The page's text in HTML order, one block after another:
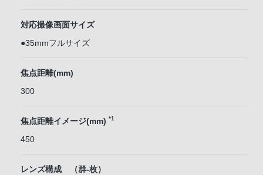
対応撮像画面サイズ
●35mmフルサイズ
焦点距離(mm)
300
焦点距離イメージ(mm) *1
450
レンズ構成 （群-枚）